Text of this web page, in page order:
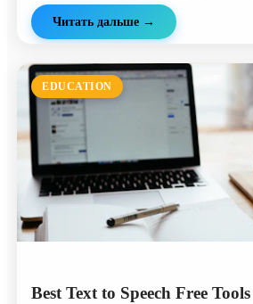
Читать дальше →
EDUCATION
Best Text to Speech Free